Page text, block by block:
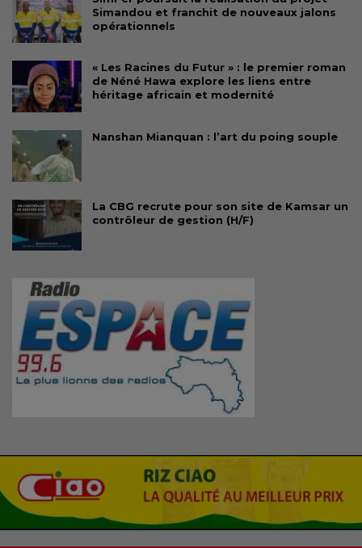
Simandou et franchit de nouveaux jalons
opérationnels
« Les Racines du Futur » : le premier roman
de Néné Hawa explore les liens entre
héritage africain et modernité
Nanshan Mianquan : l’art du poing souple
La CBG recrute pour son site de Kamsar un
contrôleur de gestion (H/F)